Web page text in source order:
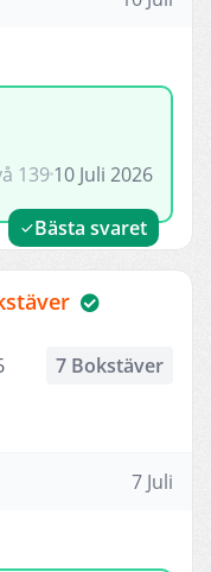
Bästa svaret
13910 Juli 2026
7 Bokstäver
7 Juli